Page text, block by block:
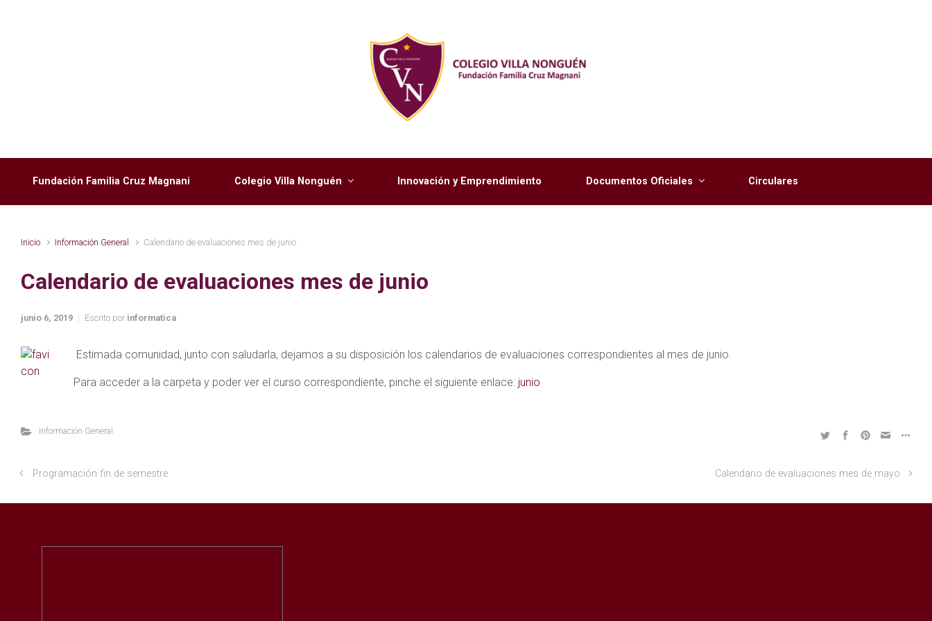
Fundación Familia Cruz Magnani Colegio Villa Nonguén Innovación y Emprendimiento Documentos Oficiales Circulares
Inicio Información General Calendario de evaluaciones mes de junio
Calendario de evaluaciones mes de junio
junio 6, 2019 Escrito por informatica
Estimada comunidad, junto con saludarla, dejamos a su disposición los calendarios de evaluaciones correspondientes al mes de junio.
Para acceder a la carpeta y poder ver el curso correspondiente, pinche el siguiente enlace: junio
Información General
Programación fin de semestre Calendario de evaluaciones mes de mayo